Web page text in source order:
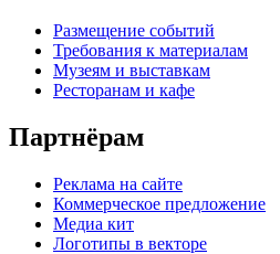
Размещение событий
Требования к материалам
Музеям и выставкам
Ресторанам и кафе
Партнёрам
Реклама на сайте
Коммерческое предложение
Медиа кит
Логотипы в векторе